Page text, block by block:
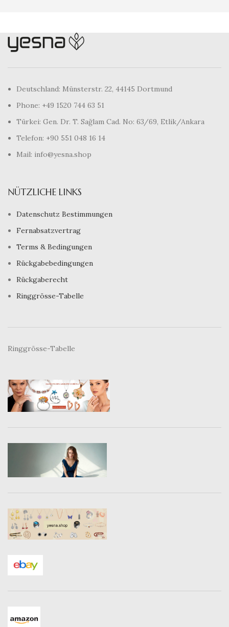
Deutschland: Münsterstr. 22, 44145 Dortmund
Phone: +49 1520 744 63 51
Türkei: Gen. Dr. T. Sağlam Cad. No: 63/69, Etlik/Ankara
Telefon: +90 551 048 16 14
Mail: info@yesna.shop
NÜTZLICHE LINKS
Datenschutz Bestimmungen
Fernabsatzvertrag
Terms & Bedingungen
Rückgabebedingungen
Rückgaberecht
Ringgrösse-Tabelle
Ringgrösse-Tabelle